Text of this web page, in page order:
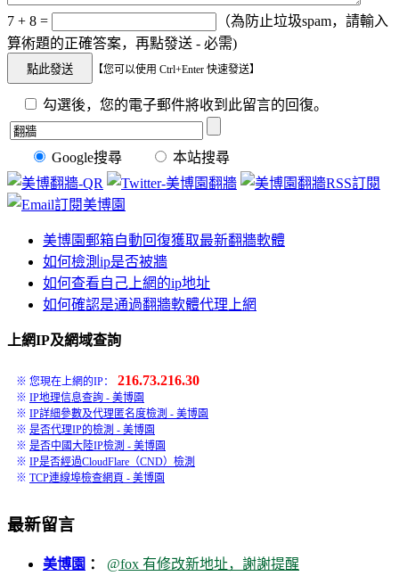
7 + 8 =
（為防止垃圾spam，請輸入
算術題的正確答案，再點發送 - 必需)
【您可以使用 Ctrl+Enter 快速發送】
勾選後，您的電子郵件將收到此留言的回復。
Google搜尋 本站搜尋
美博園郵箱自動回復獲取最新翻牆軟體
如何檢測ip是否被牆
如何查看自己上網的ip地址
如何確認是通過翻牆軟體代理上網
上網IP及網域查詢
※ 您現在上網的IP： 216.73.216.30
※ IP地理信息查詢 - 美博園
※ IP詳細參數及代理匿名度檢測 - 美博園
※ 是否代理IP的檢測 - 美博園
※ 是否中國大陸IP檢測 - 美博園
※ IP是否經過CloudFlare（CND）檢測
※ TCP連線埠檢查網頁 - 美博園
最新留言
美博園 ： @fox 有修改新地址，謝謝提醒